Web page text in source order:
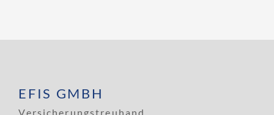
EFIS GMBH
Versicherungstreuhand